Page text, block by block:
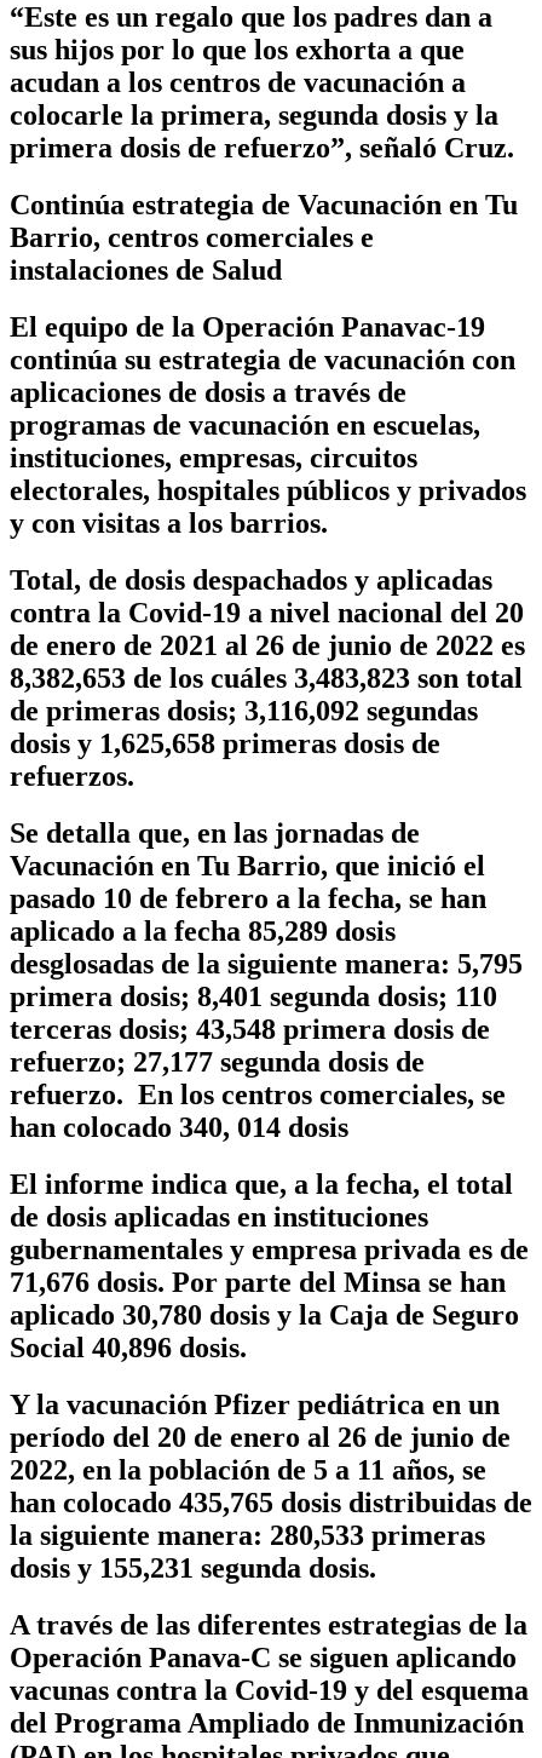
“Este es un regalo que los padres dan a
sus hijos por lo que los exhorta a que
acudan a los centros de vacunación a
colocarle la primera, segunda dosis y la
primera dosis de refuerzo”, señaló Cruz.
Continúa estrategia de Vacunación en Tu
Barrio, centros comerciales e
instalaciones de Salud
El equipo de la Operación Panavac-19
continúa su estrategia de vacunación con
aplicaciones de dosis a través de
programas de vacunación en escuelas,
instituciones, empresas, circuitos
electorales, hospitales públicos y privados
y con visitas a los barrios.
Total, de dosis despachados y aplicadas
contra la Covid-19 a nivel nacional del 20
de enero de 2021 al 26 de junio de 2022 es
8,382,653 de los cuáles 3,483,823 son total
de primeras dosis; 3,116,092 segundas
dosis y 1,625,658 primeras dosis de
refuerzos.
Se detalla que, en las jornadas de
Vacunación en Tu Barrio, que inició el
pasado 10 de febrero a la fecha, se han
aplicado a la fecha 85,289 dosis
desglosadas de la siguiente manera: 5,795
primera dosis; 8,401 segunda dosis; 110
terceras dosis; 43,548 primera dosis de
refuerzo; 27,177 segunda dosis de
refuerzo. En los centros comerciales, se
han colocado 340, 014 dosis
El informe indica que, a la fecha, el total
de dosis aplicadas en instituciones
gubernamentales y empresa privada es de
71,676 dosis. Por parte del Minsa se han
aplicado 30,780 dosis y la Caja de Seguro
Social 40,896 dosis.
Y la vacunación Pfizer pediátrica en un
período del 20 de enero al 26 de junio de
2022, en la población de 5 a 11 años, se
han colocado 435,765 dosis distribuidas de
la siguiente manera: 280,533 primeras
dosis y 155,231 segunda dosis.
A través de las diferentes estrategias de la
Operación Panava-C se siguen aplicando
vacunas contra la Covid-19 y del esquema
del Programa Ampliado de Inmunización